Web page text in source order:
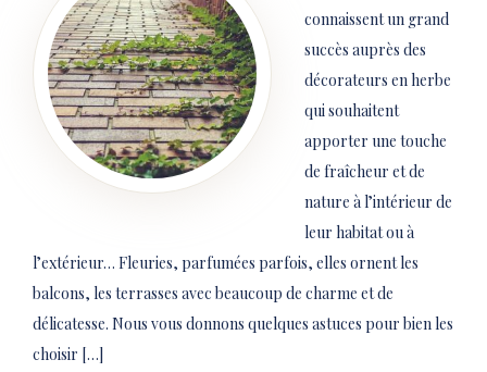
connaissent un grand
succès auprès des
décorateurs en herbe
qui souhaitent
apporter une touche
de fraîcheur et de
nature à l’intérieur de
leur habitat ou à
l’extérieur… Fleuries, parfumées parfois, elles ornent les
balcons, les terrasses avec beaucoup de charme et de
délicatesse. Nous vous donnons quelques astuces pour bien les
choisir […]